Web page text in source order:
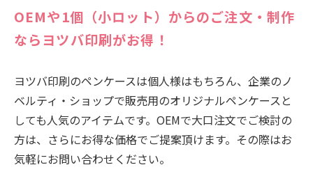
OEMや1個（小ロット）からのご注文・制作
ならヨツバ印刷がお得！
ヨツバ印刷のペンケースは個人様はもちろん、企業のノ
ベルティ・ショップで販売用のオリジナルペンケースと
しても人気のアイテムです。OEMで大口注文でご検討の
方は、さらにお得な価格でご提案頂けます。その際はお
気軽にお問い合わせください。